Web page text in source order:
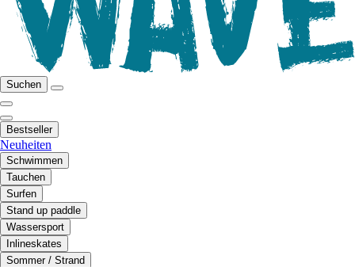
Suchen
Bestseller
Neuheiten
Schwimmen
Tauchen
Surfen
Stand up paddle
Wassersport
Inlineskates
Sommer / Strand